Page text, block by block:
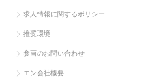
求人情報に関するポリシー
推奨環境
参画のお問い合わせ
エン会社概要